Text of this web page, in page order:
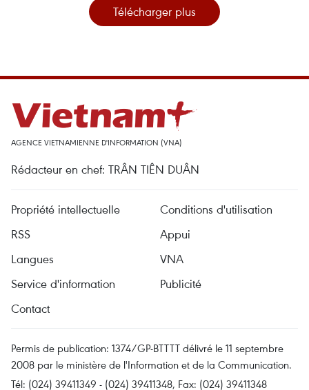
Télécharger plus
AGENCE VIETNAMIENNE D'INFORMATION (VNA)
Rédacteur en chef: TRÂN TIÊN DUÂN
Propriété intellectuelle
Conditions d'utilisation
RSS
Appui
Langues
VNA
Service d'information
Publicité
Contact
Permis de publication: 1374/GP-BTTTT délivré le 11 septembre
2008 par le ministère de l'Information et de la Communication.
Tél: (024) 39411349 - (024) 39411348, Fax: (024) 39411348